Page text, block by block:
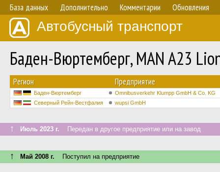
База данных Дополнительно Комментарии Обновления
Автобусный транспорт
Баден-Вюртемберг, MAN A23
Регион Предприятие
Баден-Вюртемберг
Omnibusverkehr Klumpp GmbH & Co. KG
Северный Рейн-Вестфалия
wupsi GmbH
↑ Июль 2023 г. Передан в другое предприятие или на завод
↑ Май 2008 г. Поступил на предприятие